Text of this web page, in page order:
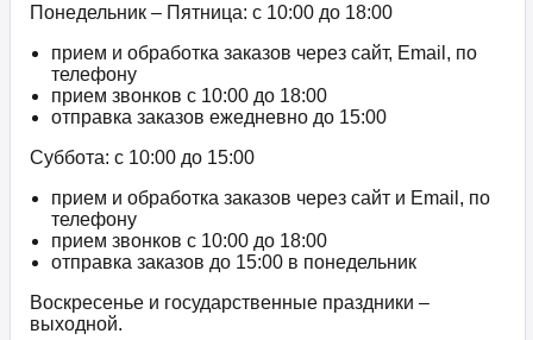
Понедельник – Пятница: с 10:00 до 18:00
прием и обработка заказов через сайт, Email, по
телефону
прием звонков c 10:00 до 18:00
отправка заказов ежедневно до 15:00
Суббота: с 10:00 до 15:00
прием и обработка заказов через сайт и Email, по
телефону
прием звонков c 10:00 до 18:00
отправка заказов до 15:00 в понедельник
Воскресенье и государственные праздники –
выходной.